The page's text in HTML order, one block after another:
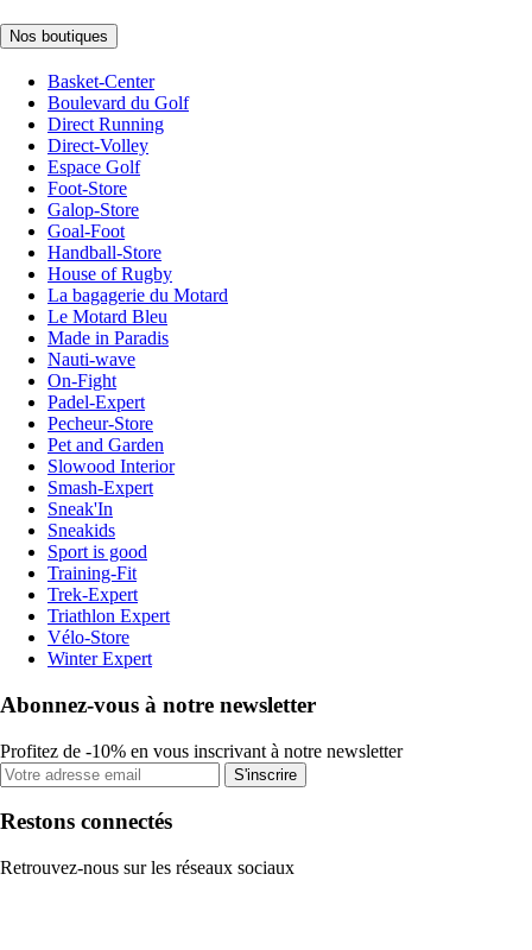
Nos boutiques
Basket-Center
Boulevard du Golf
Direct Running
Direct-Volley
Espace Golf
Foot-Store
Galop-Store
Goal-Foot
Handball-Store
House of Rugby
La bagagerie du Motard
Le Motard Bleu
Made in Paradis
Nauti-wave
On-Fight
Padel-Expert
Pecheur-Store
Pet and Garden
Slowood Interior
Smash-Expert
Sneak'In
Sneakids
Sport is good
Training-Fit
Trek-Expert
Triathlon Expert
Vélo-Store
Winter Expert
Abonnez-vous à notre newsletter
Profitez de -10% en vous inscrivant à notre newsletter
S'inscrire
Restons connectés
Retrouvez-nous sur les réseaux sociaux